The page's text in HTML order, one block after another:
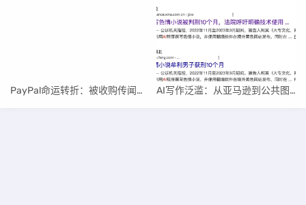
PayPal命运转折：被收购传闻与行业重构 AI写作泛滥：从亚马逊到公共图书馆的“赛博泔水”